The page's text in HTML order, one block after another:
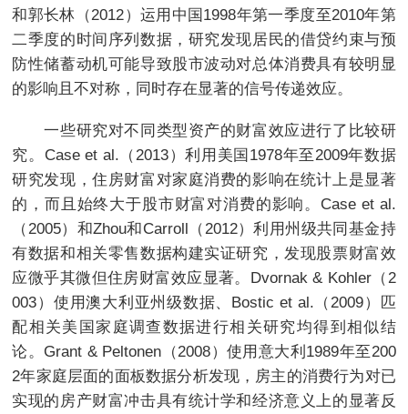
和郭长林（2012）运用中国1998年第一季度至2010年第
二季度的时间序列数据，研究发现居民的借贷约束与预
防性储蓄动机可能导致股市波动对总体消费具有较明显
的影响且不对称，同时存在显著的信号传递效应。
一些研究对不同类型资产的财富效应进行了比较研
究。Case et al.（2013）利用美国1978年至2009年数据
研究发现，住房财富对家庭消费的影响在统计上是显著
的，而且始终大于股市财富对消费的影响。Case et al.
（2005）和Zhou和Carroll（2012）利用州级共同基金持
有数据和相关零售数据构建实证研究，发现股票财富效
应微乎其微但住房财富效应显著。Dvornak & Kohler（2
003）使用澳大利亚州级数据、Bostic et al.（2009）匹
配相关美国家庭调查数据进行相关研究均得到相似结
论。Grant & Peltonen（2008）使用意大利1989年至200
2年家庭层面的面板数据分析发现，房主的消费行为对已
实现的房产财富冲击具有统计学和经济意义上的显著反